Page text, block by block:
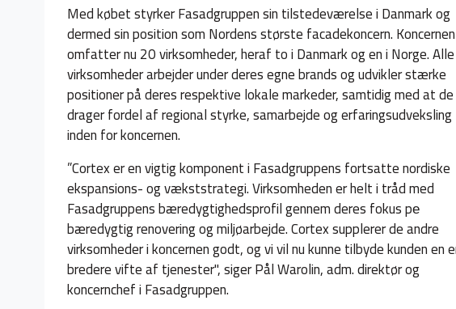
Med købet styrker Fasadgruppen sin tilstedeværelse i Danmark og
dermed sin position som Nordens største facadekoncern. Koncernen
omfatter nu 20 virksomheder, heraf to i Danmark og en i Norge. Alle
virksomheder arbejder under deres egne brands og udvikler stærke
positioner på deres respektive lokale markeder, samtidig med at de
drager fordel af regional styrke, samarbejde og erfaringsudveksling
inden for koncernen.
”Cortex er en vigtig komponent i Fasadgruppens fortsatte nordiske
ekspansions- og vækststrategi. Virksomheden er helt i tråd med
Fasadgruppens bæredygtighedsprofil gennem deres fokus pе
bæredygtig renovering og miljøarbejde. Cortex supplerer de andre
virksomheder i koncernen godt, og vi vil nu kunne tilbyde kunden en
bredere vifte af tjenester", siger Pål Warolin, adm. direktør og
koncernchef i Fasadgruppen.